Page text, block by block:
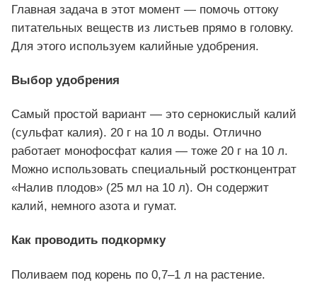
Главная задача в этот момент — помочь оттоку
питательных веществ из листьев прямо в головку.
Для этого используем калийные удобрения.
Выбор удобрения
Самый простой вариант — это сернокислый калий
(сульфат калия). 20 г на 10 л воды. Отлично
работает монофосфат калия — тоже 20 г на 10 л.
Можно использовать специальный ростконцентрат
«Налив плодов» (25 мл на 10 л). Он содержит
калий, немного азота и гумат.
Как проводить подкормку
Поливаем под корень по 0,7–1 л на растение.